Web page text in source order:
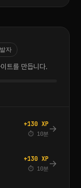
자
트를 만듭니다.
+130 XP
⏱ 10분 →
+130 XP
⏱ 10분 →